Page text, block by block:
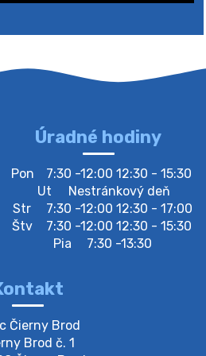
že v stredu 05. augusta
Értesítjük a lakosokat,
05-én a gyűjtőudvar zárva
odpadu plastu-
že v stredu 05. augusta
Úradné hodiny
Pon
7:30 -12:00 12:30 - 15:30
Ut
Nestránkový deň
Str
7:30 -12:00 12:30 - 17:00
Štv
7:30 -12:00 12:30 - 15:30
Pia
7:30 -13:30
Čierny Brod
Brod č. 1